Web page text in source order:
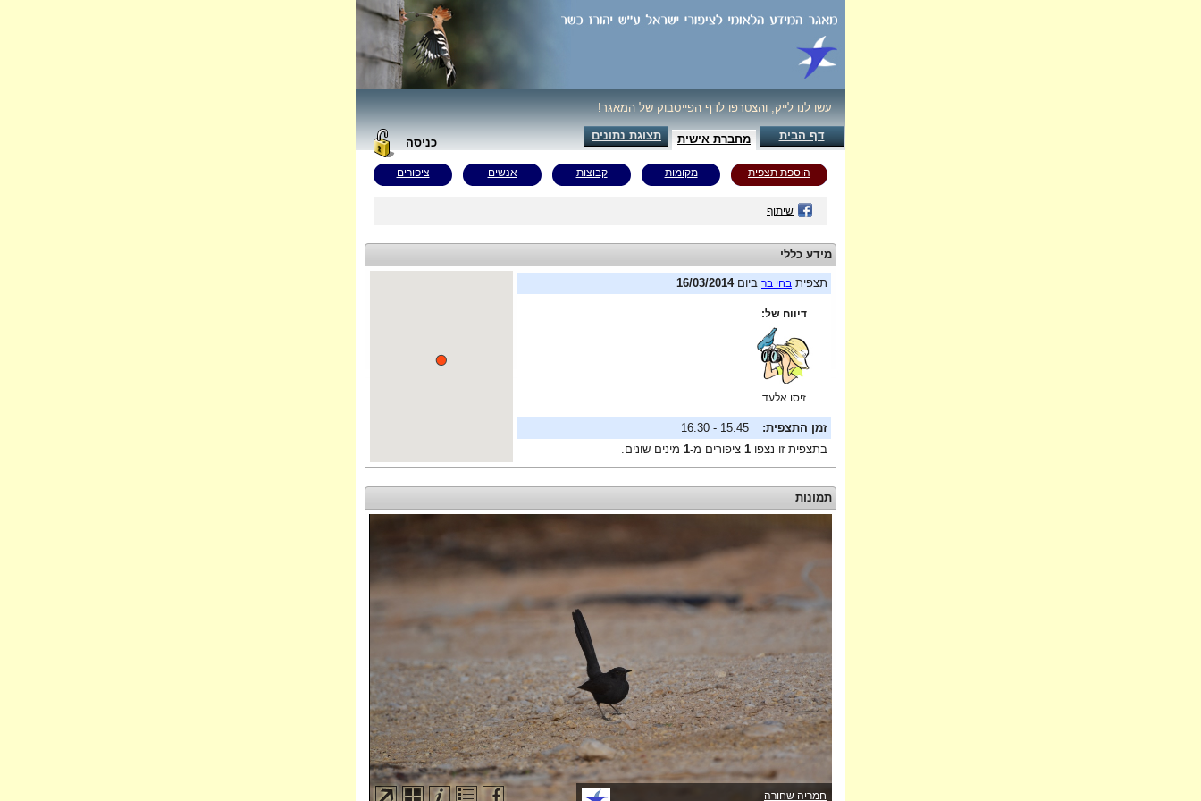
עשו לנו לייק, והצטרפו לדף הפייסבוק של המאגר!
דף הבית מחברת אישית תצוגת נתונים
כניסה
הוספת תצפית מקומות קבוצות אנשים ציפורים
שיתוף
מידע כללי
תצפית בחי בר ביום16/03/2014
דיווח של:
זיסו אלעד
זמן התצפית:
15:45 - 16:30
בתצפית זו נצפו 1 ציפורים מ-1 מינים שונים.
תמונות
חמריה שחורה